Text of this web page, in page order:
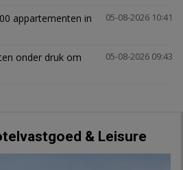
05-08-2026 10:41
appartementen in
05-08-2026 09:43
onder druk om
& Leisure